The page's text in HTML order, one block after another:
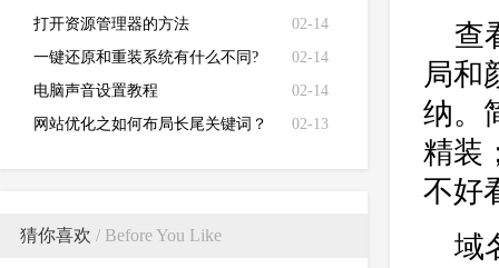
02-14
打开资源管理器的方法
02-14
一键还原和重装系统有什么不同?
02-14
电脑声音设置教程
02-13
网站优化之如何布局长尾关键词？
猜你喜欢 / Before You Like
查
局和
纳。
精装
不好
域